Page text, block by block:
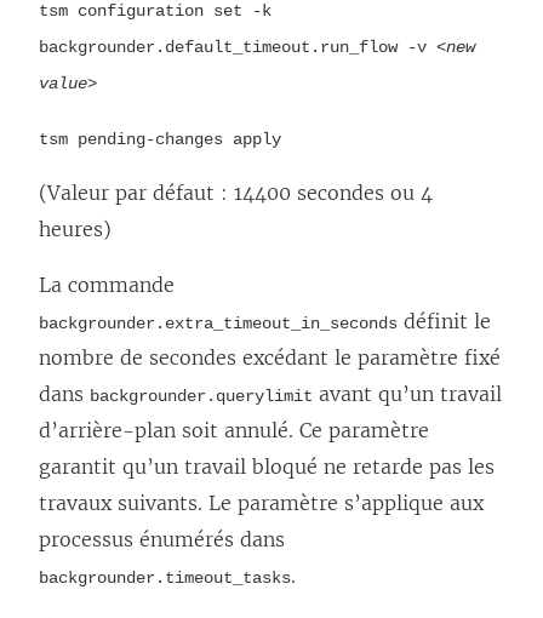
tsm configuration set -k
backgrounder.default_timeout.run_flow -v <new
value>
tsm pending-changes apply
(Valeur par défaut : 14400 secondes ou 4
heures)
La commande
backgrounder.extra_timeout_in_seconds définit le
nombre de secondes excédant le paramètre fixé
dans backgrounder.querylimit avant qu’un travail
d’arrière-plan soit annulé. Ce paramètre
garantit qu’un travail bloqué ne retarde pas les
travaux suivants. Le paramètre s’applique aux
processus énumérés dans
backgrounder.timeout_tasks.